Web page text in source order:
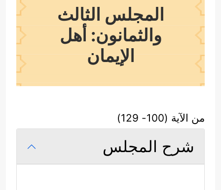
المجلس الثالث
والثمانون: أهل
الإيمان
من الآية (100- 129)
شرح المجلس